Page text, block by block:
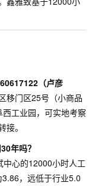
（卢彦
移门区25号（小商品
工业园，可实地考察
。
年吗？
心的12000小时人工
，远低于行业5.0